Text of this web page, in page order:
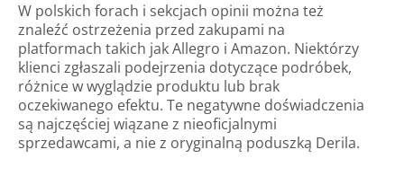
W polskich forach i sekcjach opinii można też
znaleźć ostrzeżenia przed zakupami na
platformach takich jak Allegro i Amazon. Niektórzy
klienci zgłaszali podejrzenia dotyczące podróbek,
różnice w wyglądzie produktu lub brak
oczekiwanego efektu. Te negatywne doświadczenia
są najczęściej wiązane z nieoficjalnymi
sprzedawcami, a nie z oryginalną poduszką Derila.